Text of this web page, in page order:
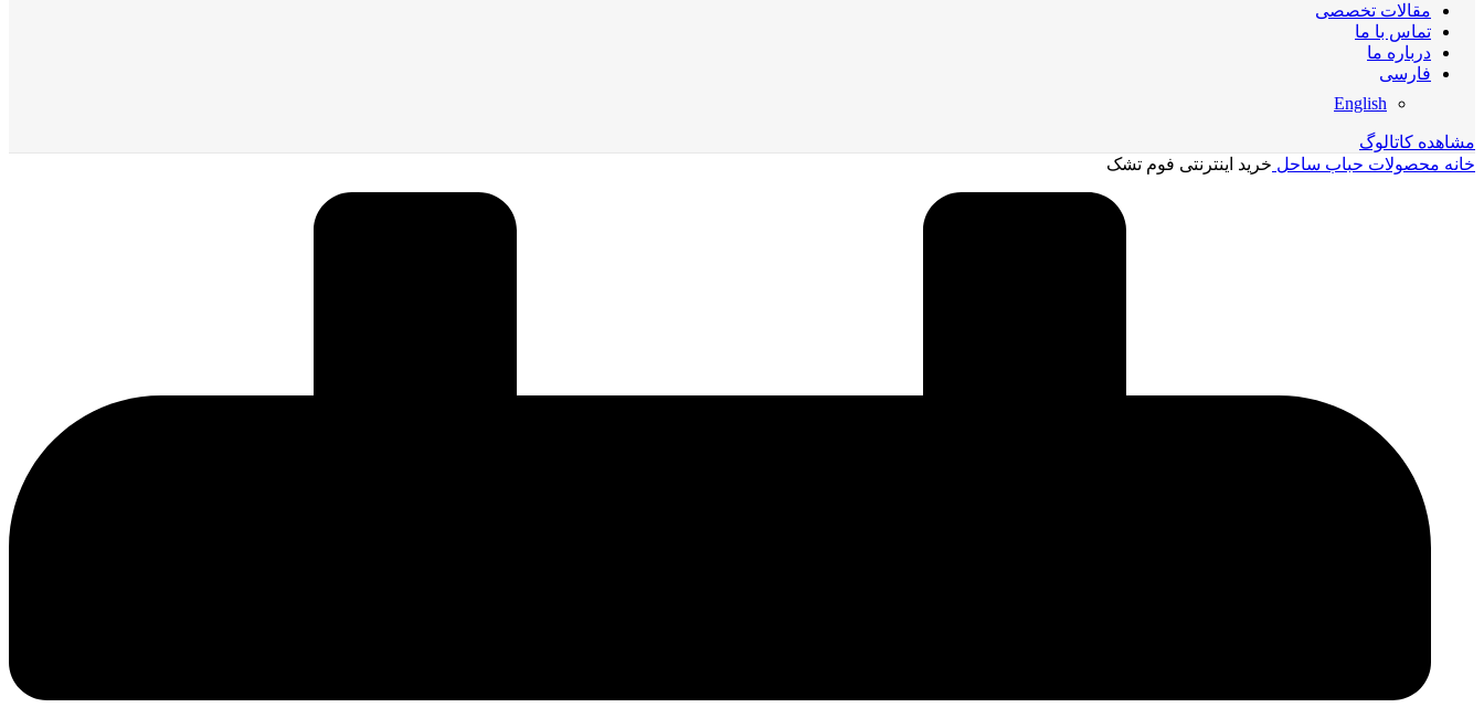
مقالات تخصصی
تماس با ما
درباره ما
فارسی
English
مشاهده کاتالوگ
خانه محصولات حباب ساحل خرید اینترنتی فوم تشک